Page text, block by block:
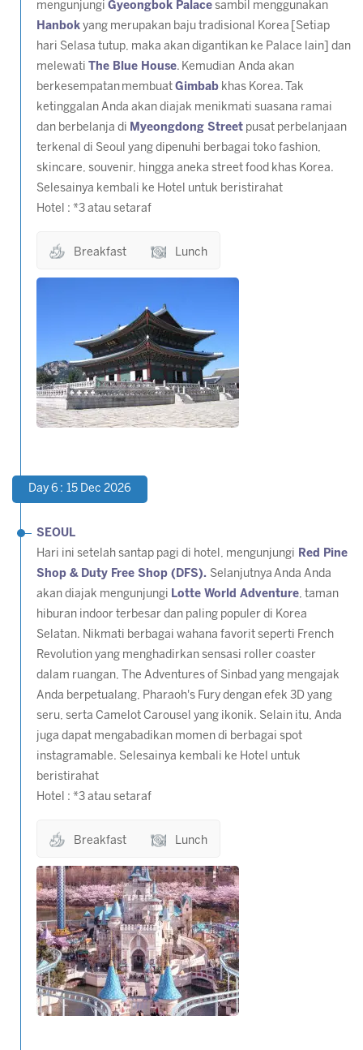
mengunjungi Gyeongbok Palace sambil menggunakan
Hanbok yang merupakan baju tradisional Korea
[Setiap
hari Selasa tutup, maka akan digantikan ke Palace lain] dan
melewati
The Blue House. Kemudian Anda akan
berkesempatan membuat Gimbab khas Korea. Tak
ketinggalan Anda akan diajak menikmati suasana ramai
dan berbelanja di Myeongdong Street pusat perbelanjaan
terkenal di Seoul yang dipenuhi berbagai toko fashion,
skincare, souvenir, hingga aneka street food khas Korea.
Selesainya kembali ke Hotel untuk beristirahat
Hotel : *3 atau setaraf
Breakfast Lunch
Day 6 : 15 Dec 2026
SEOUL
Hari ini setelah santap pagi di hotel, mengunjungi Red Pine
Shop & Duty Free Shop (DFS). Selanjutnya Anda Anda
akan diajak mengunjungi Lotte World Adventure, taman
hiburan indoor terbesar dan paling populer di Korea
Selatan. Nikmati berbagai wahana favorit seperti French
Revolution yang menghadirkan sensasi roller coaster
dalam ruangan,
The Adventures of Sinbad yang mengajak
Anda berpetualang, Pharaoh's Fury dengan efek 3D yang
seru, serta Camelot Carousel yang ikonik. Selain itu, Anda
juga dapat mengabadikan momen di berbagai spot
instagramable. Selesainya kembali ke Hotel untuk
beristirahat
Hotel : *3 atau setaraf
Breakfast Lunch